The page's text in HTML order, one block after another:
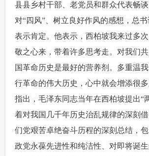
县县乡村干部、老党员和群众代表畅
对“四风”、树立良好作风的感想，总
表示肯定。他表示，西柏坡我来过多
敬之心来，带着许多思考走。对我们
国革命历史是最好的营养剂。多重温
行革命的伟大历史，心中就会增添很
指出，毛泽东同志当年在西柏坡提出“
着对我国几千年历史治乱规律的深刻
们党艰苦卓绝奋斗历程的深刻总结，
政党永葆先进性和纯洁性、对即将诞